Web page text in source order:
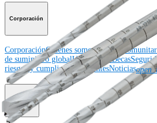
Corporación
CorporaciónQuiénes somosEventos
de suministro globalUbicacionesBecas
riesgos y cumplimientoPatentesNoticias
Recursos